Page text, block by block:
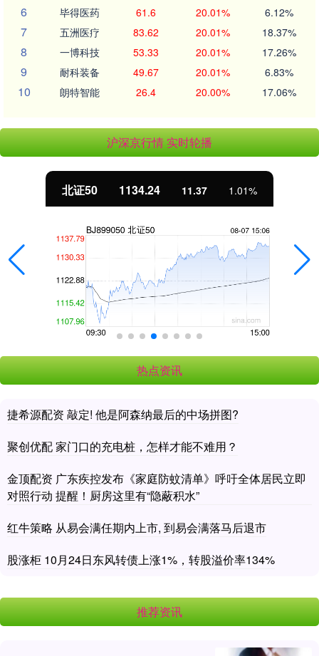
6 毕得医药 61.6 20.01% 6.12%
7 五洲医疗 83.62 20.01% 18.37%
8 一博科技 53.33 20.01% 17.26%
9 耐科装备 49.67 20.01% 6.83%
10 朗特智能 26.4 20.00% 17.06%
沪深京行情 实时轮播
北证50 1134.24 11.37 1.01%
热点资讯
捷希源配资 敲定! 他是阿森纳最后的中场拼图?
聚创优配 家门口的充电桩，怎样才能不难用？
金顶配资 广东疾控发布《家庭防蚊清单》呼吁全体居民立即
对照行动 提醒！厨房这里有“隐蔽积水”
红牛策略 从易会满任期内上市, 到易会满落马后退市
股涨柜 10月24日东风转债上涨1%，转股溢价率134%
推荐资讯